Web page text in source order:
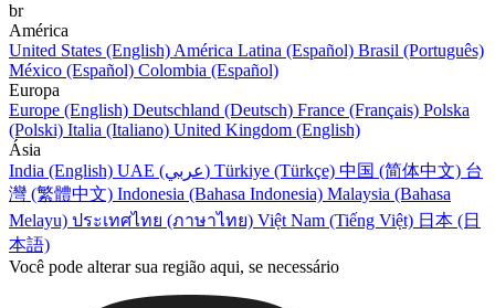
br
América
United States (English) América Latina (Español) Brasil (Português)
México (Español) Colombia (Español)
Europa
Europe (English) Deutschland (Deutsch) France (Français) Polska
(Polski) Italia (Italiano) United Kingdom (English)
Ásia
India (English)
UAE (عربي) Türkiye (Türkçe) 中国 (简体中文) 台
灣 (繁體中文) Indonesia (Bahasa Indonesia) Malaysia (Bahasa
Melayu) ประเทศไทย (ภาษาไทย) Việt Nam (Tiếng Việt) 日本 (日
本語)
Você pode alterar sua região aqui, se necessário